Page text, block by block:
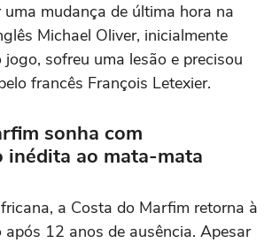
mudança de última hora na
Michael Oliver, inicialmente
sofreu uma lesão e precisou
francês François Letexier.
sonha com
inédita ao mata-mata
a Costa do Marfim retorna à
após 12 anos de ausência. Apesar